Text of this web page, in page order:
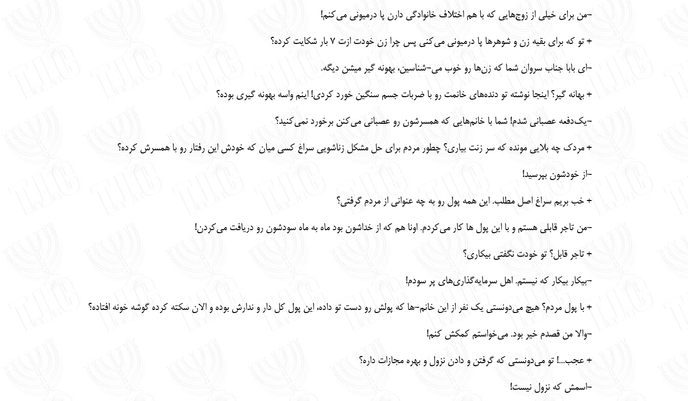
-من برای خیلی از زوج‌هایی که با هم اختلاف خانوادگی دارن پا درمیونی می‌کنم!
+ تو که برای بقیه زن و شوهرها پا درمیونی می‌کنی پس چرا زن خودت ازت 7 بار شکایت کرده؟
-ای بابا جناب سروان شما که زن‌ها رو خوب می-شناسین، بهونه گیر میشن دیگه.
+ بهانه گیر؟ اینجا نوشته تو دنده‌های خانمت رو با ضربات جسم سنگین خورد کردی! اینم واسه بهونه گیری بوده؟
-یک‌دفعه عصبانی شدم! شما با خانم‌هایی که همسرشون رو عصبانی می‌کنن برخورد نمی‌کنید؟
+ مردک چه بلایی مونده که سر زنت بیاری؟ چطور مردم برای حل مشکل زناشویی سراغ کسی میان که خودش این رفتار رو با همسرش کرده؟
-از خودشون بپرسید!
+ خب بریم سراغ اصل مطلب. این همه پول رو به چه عنوانی از مردم گرفتی؟
-من تاجر قابلی هستم و با این پول ها کار می‌کردم. اونا هم که از خداشون بود ماه به ماه سودشون رو دریافت می‌کردن!
+ تاجر قابل؟ تو خودت نگفتی بیکاری؟
-بیکار بیکار که نیستم. اهل سرمایه‌گذاری‌های پر سودم!
+ با پول مردم؟ هیچ می‌دونستی یک نفر از این خانم-ها که پولش رو دست تو داده، این پول کل دار و ندارش بوده و الان سکته کرده گوشه خونه افتاده؟
-والا من قصدم خیر بود. می‌خواستم کمکش کنم!
+ عجب...! تو می‌دونستی که گرفتن و دادن نزول و بهره مجازات داره؟
-اسمش که نزول نیست!